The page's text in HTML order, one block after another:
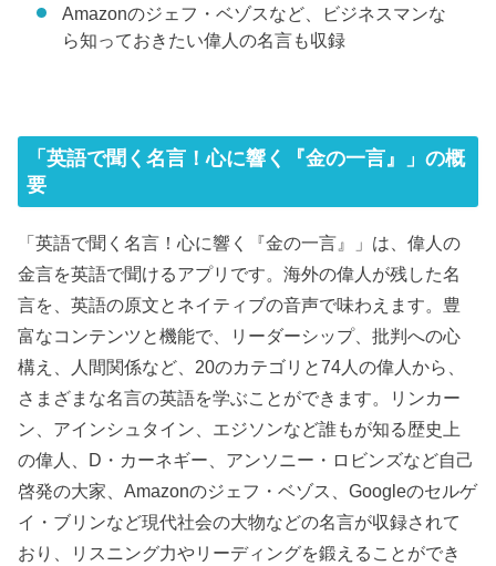
Amazonのジェフ・ベゾスなど、ビジネスマンな
ら知っておきたい偉人の名言も収録
「英語で聞く名言！心に響く『金の一言』」の概
要
「英語で聞く名言！心に響く『金の一言』」は、偉人の
金言を英語で聞けるアプリです。海外の偉人が残した名
言を、英語の原文とネイティブの音声で味わえます。豊
富なコンテンツと機能で、リーダーシップ、批判への心
構え、人間関係など、20のカテゴリと74人の偉人から、
さまざまな名言の英語を学ぶことができます。リンカー
ン、アインシュタイン、エジソンなど誰もが知る歴史上
の偉人、D・カーネギー、アンソニー・ロビンズなど自己
啓発の大家、Amazonのジェフ・ベゾス、Googleのセルゲ
イ・ブリンなど現代社会の大物などの名言が収録されて
おり、リスニング力やリーディングを鍛えることができ